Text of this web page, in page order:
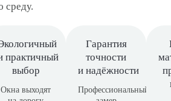
практичный
выбор
Окна выходят
Гарантия
точности
и надёжности
Профессиональный